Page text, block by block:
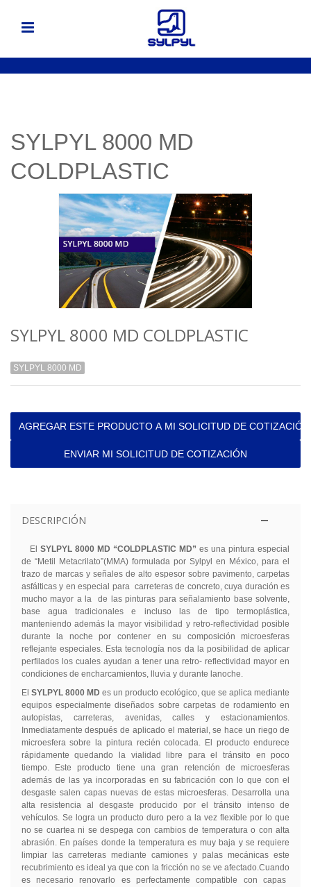
SYLPYL 8000 MD
COLDPLASTIC
SYLPYL 8000 MD COLDPLASTIC
SYLPYL 8000 MD
AGREGAR ESTE PRODUCTO A MI SOLICITUD DE COTIZACIÓN
ENVIAR MI SOLICITUD DE COTIZACIÓN
DESCRIPCIÓN
El SYLPYL 8000 MD “COLDPLASTIC MD”es una pintura especial
de “Metil Metacrilato”(MMA) formulada por Sylpyl en México, para el
trazo de marcas y señales de alto espesor sobre pavimento, carpetas
asfálticas y en especial para carreteras de concreto, cuya duración es
mucho mayor a la
de las pinturas para señalamiento base solvente,
base agua tradicionales e incluso las de tipo termoplástica,
manteniendo además la mayor visibilidad y retro-reflectividad posible
durante la noche por contener en su composición microesferas
reflejante especiales. Esta tecnología nos da la posibilidad de aplicar
perfilados los cuales ayudan a tener una retro- reflectividad mayor en
condiciones de encharcamientos, lluvia y durante lanoche.
El SYLPYL 8000 MD es un producto ecológico, que se aplica mediante
equipos especialmente diseñados sobre carpetas de rodamiento en
autopistas, carreteras, avenidas, calles y estacionamientos.
Inmediatamente después de aplicado el material, se hace un riego de
microesfera sobre la pintura recién colocada. El producto endurece
rápidamente quedando la vialidad libre para el tránsito en poco
tiempo. Este producto tiene una gran retención de microesferas
además de las ya incorporadas en su fabricación con lo que con el
desgaste salen capas nuevas de estas microesferas. Desarrolla una
alta resistencia al desgaste producido por el tránsito intenso de
vehículos. Se logra un producto duro pero a la vez flexible por lo que
no se cuartea ni se despega con cambios de temperatura o con alta
abrasión. En países donde la temperatura es muy baja y se requiere
limpiar las carreteras mediante camiones y palas mecánicas este
recubrimiento es ideal ya que con la fricción no se ve afectado.Cuando
es necesario renovarlo es perfectamente compatible con capas